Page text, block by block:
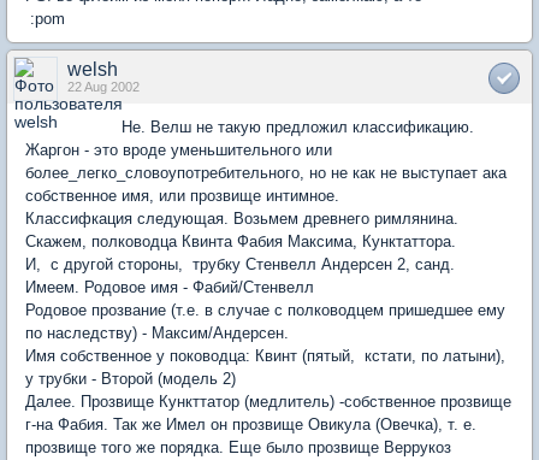
:pom
welsh
22 Aug 2002
Не. Велш не такую предложил классификацию.
Жаргон - это вроде уменьшительного или
более_легко_словоупотребительного, но не как не выступает ака
собственное имя, или прозвище интимное.
Классифкация следующая. Возьмем древнего римлянина.
Скажем, полководца Квинта Фабия Максима, Кунктаттора.
И, с другой стороны, трубку Стенвелл Андерсен 2, санд.
Имеем. Родовое имя - Фабий/Стенвелл
Родовое прозвание (т.е. в случае с полководцем пришедшее ему
по наследству) - Максим/Андерсен.
Имя собственное у поководца: Квинт (пятый, кстати, по латыни),
у трубки - Второй (модель 2)
Далее. Прозвище Кункттатор (медлитель) -собственное прозвище
г-на Фабия. Так же Имел он прозвище Овикула (Овечка), т. е.
прозвище того же порядка. Еще было прозвище Веррукоз